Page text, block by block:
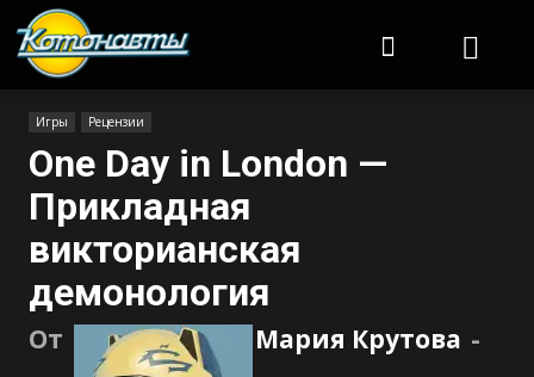
Игры Рецензии
One Day in London —
Прикладная
викторианская
демонология
От Мария Крутова -